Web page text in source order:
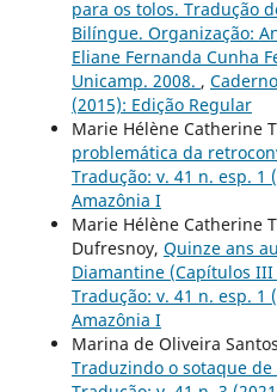
para os tolos. Tradução
Bilíngue. Organização:
Eliane Fernanda Cunha
Unicamp. 2008. ,
(2015): Edição Regular
Marie Hélène Catherine
problemática da
Tradução: v. 41 n. esp. 1
Amazônia I
Marie Hélène Catherine
Dufresnoy, Quinze ans
Diamantine (Capítulos III
Tradução: v. 41 n. esp. 1
Amazônia I
Marina de Oliveira
Traduzindo o sotaque de